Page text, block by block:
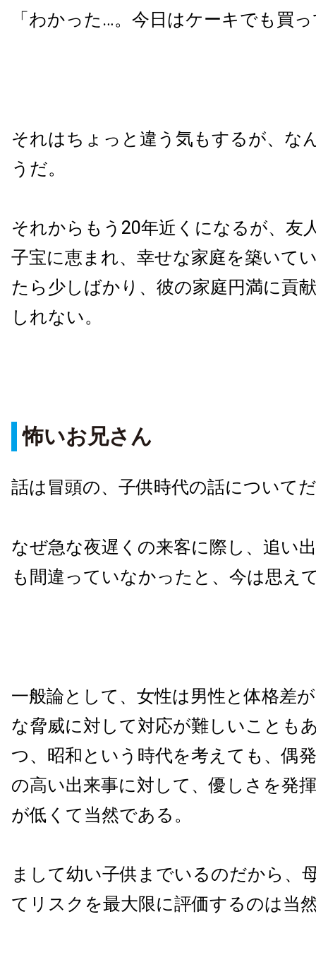
「わかった…。今日はケーキでも買
それはちょっと違う気もするが、な
うだ。
それからもう20年近くになるが、友
子宝に恵まれ、幸せな家庭を築いて
たら少しばかり、彼の家庭円満に貢
しれない。
怖いお兄さん
話は冒頭の、子供時代の話について
なぜ急な夜遅くの来客に際し、追い
も間違っていなかったと、今は思え
一般論として、女性は男性と体格差
な脅威に対して対応が難しいことも
つ、昭和という時代を考えても、偶
の高い出来事に対して、優しさを発
が低くて当然である。
まして幼い子供までいるのだから、
てリスクを最大限に評価するのは当